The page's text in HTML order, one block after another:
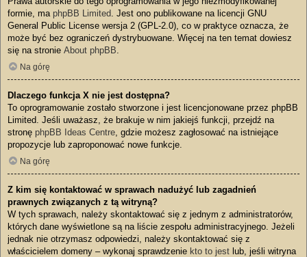
formie, ma phpBB Limited. Jest ono publikowane na licencji GNU
General Public License wersja 2 (GPL-2.0), co w praktyce oznacza, że
może być bez ograniczeń dystrybuowane. Więcej na ten temat dowiesz
się na stronie About phpBB.
Na górę
Dlaczego funkcja X nie jest dostępna?
To oprogramowanie zostało stworzone i jest licencjonowane przez phpBB
Limited. Jeśli uważasz, że brakuje w nim jakiejś funkcji, przejdź na
stronę phpBB Ideas Centre, gdzie możesz zagłosować na istniejące
propozycje lub zaproponować nowe funkcje.
Na górę
Z kim się kontaktować w sprawach nadużyć lub zagadnień
prawnych związanych z tą witryną?
W tych sprawach, należy skontaktować się z jednym z administratorów,
których dane wyświetlone są na liście zespołu administracyjnego. Jeżeli
jednak nie otrzymasz odpowiedzi, należy skontaktować się z
właścicielem domeny – wykonaj sprawdzenie kto to jest lub, jeśli witryna